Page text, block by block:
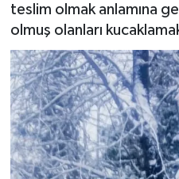
teslim olmak anlamına
olmuş olanları